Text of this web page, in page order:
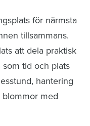
för närmsta
tillsammans.
att dela praktisk
tid och plats
hantering
blommor med